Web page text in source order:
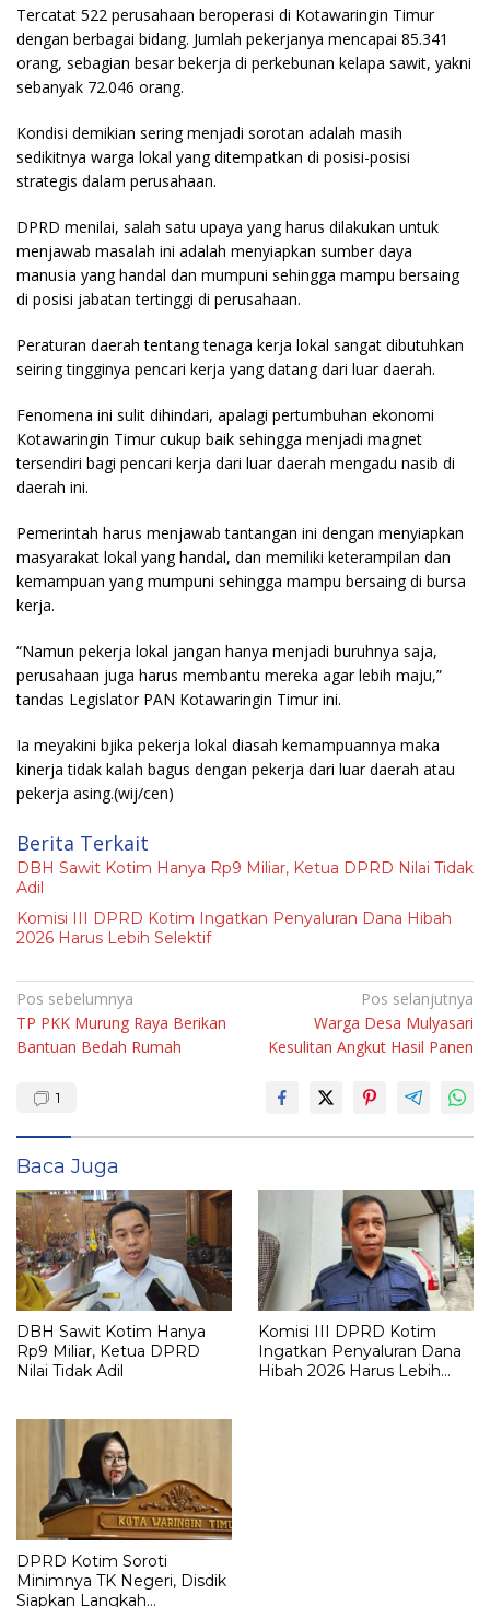
Tercatat 522 perusahaan beroperasi di Kotawaringin Timur
dengan berbagai bidang. Jumlah pekerjanya mencapai 85.341
orang, sebagian besar bekerja di perkebunan kelapa sawit, yakni
sebanyak 72.046 orang.
Kondisi demikian sering menjadi sorotan adalah masih
sedikitnya warga lokal yang ditempatkan di posisi-posisi
strategis dalam perusahaan.
DPRD menilai, salah satu upaya yang harus dilakukan untuk
menjawab masalah ini adalah menyiapkan sumber daya
manusia yang handal dan mumpuni sehingga mampu bersaing
di posisi jabatan tertinggi di perusahaan.
Peraturan daerah tentang tenaga kerja lokal sangat dibutuhkan
seiring tingginya pencari kerja yang datang dari luar daerah.
Fenomena ini sulit dihindari, apalagi pertumbuhan ekonomi
Kotawaringin Timur cukup baik sehingga menjadi magnet
tersendiri bagi pencari kerja dari luar daerah mengadu nasib di
daerah ini.
Pemerintah harus menjawab tantangan ini dengan menyiapkan
masyarakat lokal yang handal, dan memiliki keterampilan dan
kemampuan yang mumpuni sehingga mampu bersaing di bursa
kerja.
“Namun pekerja lokal jangan hanya menjadi buruhnya saja,
perusahaan juga harus membantu mereka agar lebih maju,”
tandas Legislator PAN Kotawaringin Timur ini.
Ia meyakini bjika pekerja lokal diasah kemampuannya maka
kinerja tidak kalah bagus dengan pekerja dari luar daerah atau
pekerja asing.(wij/cen)
Berita Terkait
DBH Sawit Kotim Hanya Rp9 Miliar, Ketua DPRD Nilai Tidak
Adil
Komisi III DPRD Kotim Ingatkan Penyaluran Dana Hibah
2026 Harus Lebih Selektif
Navigasi
pos
Pos sebelumnya
TP PKK Murung Raya Berikan
Bantuan Bedah Rumah
Pos selanjutnya
Warga Desa Mulyasari
Kesulitan Angkut Hasil Panen
1
Baca Juga
DBH Sawit Kotim Hanya
Rp9 Miliar, Ketua DPRD
Nilai Tidak Adil
Komisi III DPRD Kotim
Ingatkan Penyaluran Dana
Hibah 2026 Harus Lebih
DPRD Kotim Soroti
Minimnya TK Negeri, Disdik
Siapkan Langkah